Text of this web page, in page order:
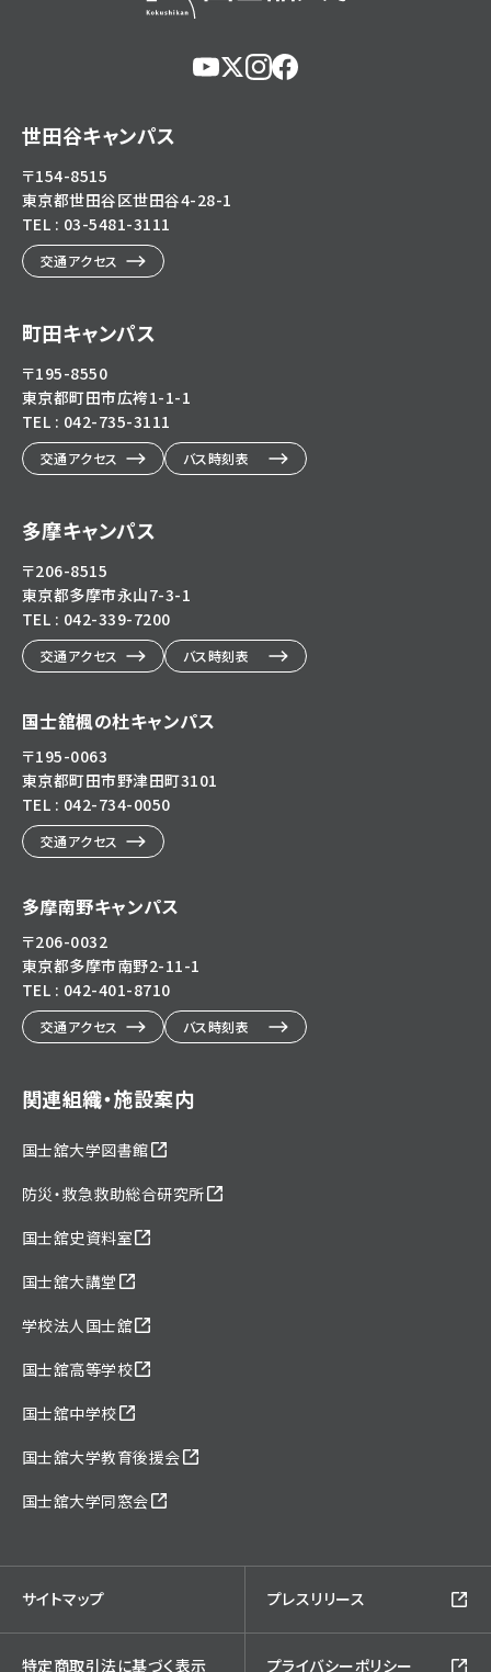
世田谷キャンパス
〒154-8515
東京都世田谷区世田谷4-28-1
TEL : 03-5481-3111
交通アクセス
町田キャンパス
〒195-8550
東京都町田市広袴1-1-1
TEL : 042-735-3111
交通アクセス バス時刻表
多摩キャンパス
〒206-8515
東京都多摩市永山7-3-1
TEL : 042-339-7200
交通アクセス バス時刻表
国士舘楓の杜キャンパス
〒195-0063
東京都町田市野津田町3101
TEL : 042-734-0050
交通アクセス
多摩南野キャンパス
〒206-0032
東京都多摩市南野2-11-1
TEL : 042-401-8710
交通アクセス バス時刻表
関連組織・施設案内
国士舘大学図書館
防災・救急救助総合研究所
国士舘史資料室
国士舘大講堂
学校法人国士舘
国士舘高等学校
国士舘中学校
国士舘大学教育後援会
国士舘大学同窓会
サイトマップ プレスリリース
特定商取引法に基づく表示 プライバシーポリシー